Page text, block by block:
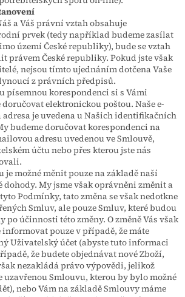
a Váš právní vztah obsahuje
prvek (tedy například budeme zasílat
území České republiky), bude se vztah
právem České republiky. Pokud jste však
nejsou tímto ujednáním dotčena Vaše
z právních předpisů.
písemnou korespondenci si s Vámi
doručovat elektronickou poštou. Naše e-
je uvedena u Našich identifikačních
budeme doručovat korespondenci na
adresu uvedenou ve Smlouvě,
účtu nebo přes kterou jste nás
je možné měnit pouze na základě naší
dohody. My jsme však oprávněni změnit a
Podmínky, tato změna se však nedotkne
Smluv, ale pouze Smluv, které budou
po účinnosti této změny. O změně Vás však
informovat pouze v případě, že máte
Uživatelský účet (abyste tuto informaci
že budete objednávat nové Zboží,
nezakládá právo výpovědi, jelikož
uzavřenou Smlouvu, kterou by bylo možné
nebo Vám na základě Smlouvy máme